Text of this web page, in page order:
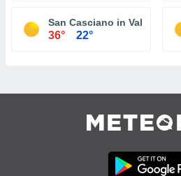
San Casciano in Val di Pesa
36° 22°